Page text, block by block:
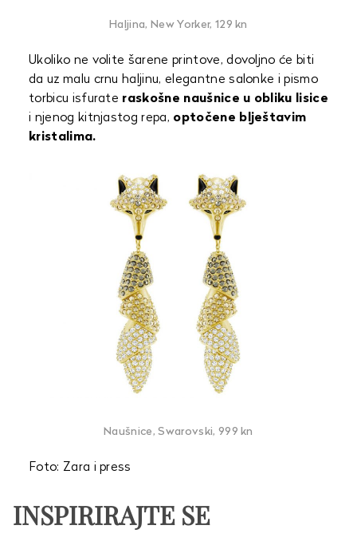
Haljina, New Yorker, 129 kn
Ukoliko ne volite šarene printove, dovoljno će biti
da uz malu crnu haljinu, elegantne salonke i pismo
torbicu isfurate raskošne naušnice u obliku lisice
i njenog kitnjastog repa, optočene blještavim
kristalima.
Naušnice, Swarovski, 999 kn
Foto: Zara i press
INSPIRIRAJTE SE